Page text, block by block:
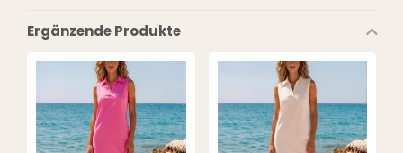
Ergänzende Produkte